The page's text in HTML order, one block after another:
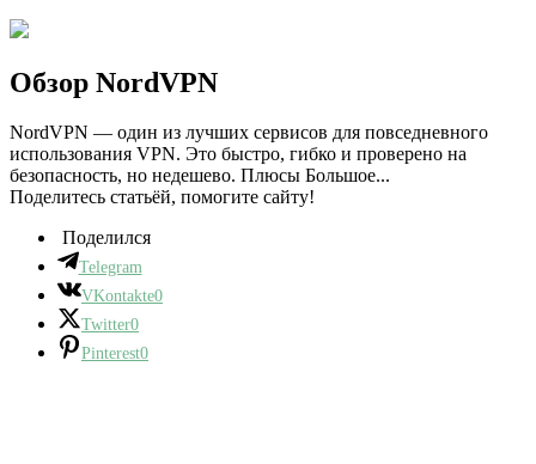
Обзор NordVPN
NordVPN — один из лучших сервисов для повседневного
использования VPN. Это быстро, гибко и проверено на
безопасность, но недешево. Плюсы Большое...
Поделитесь статьёй, помогите сайту!
Поделился
Telegram
VKontakte0
Twitter0
Pinterest0